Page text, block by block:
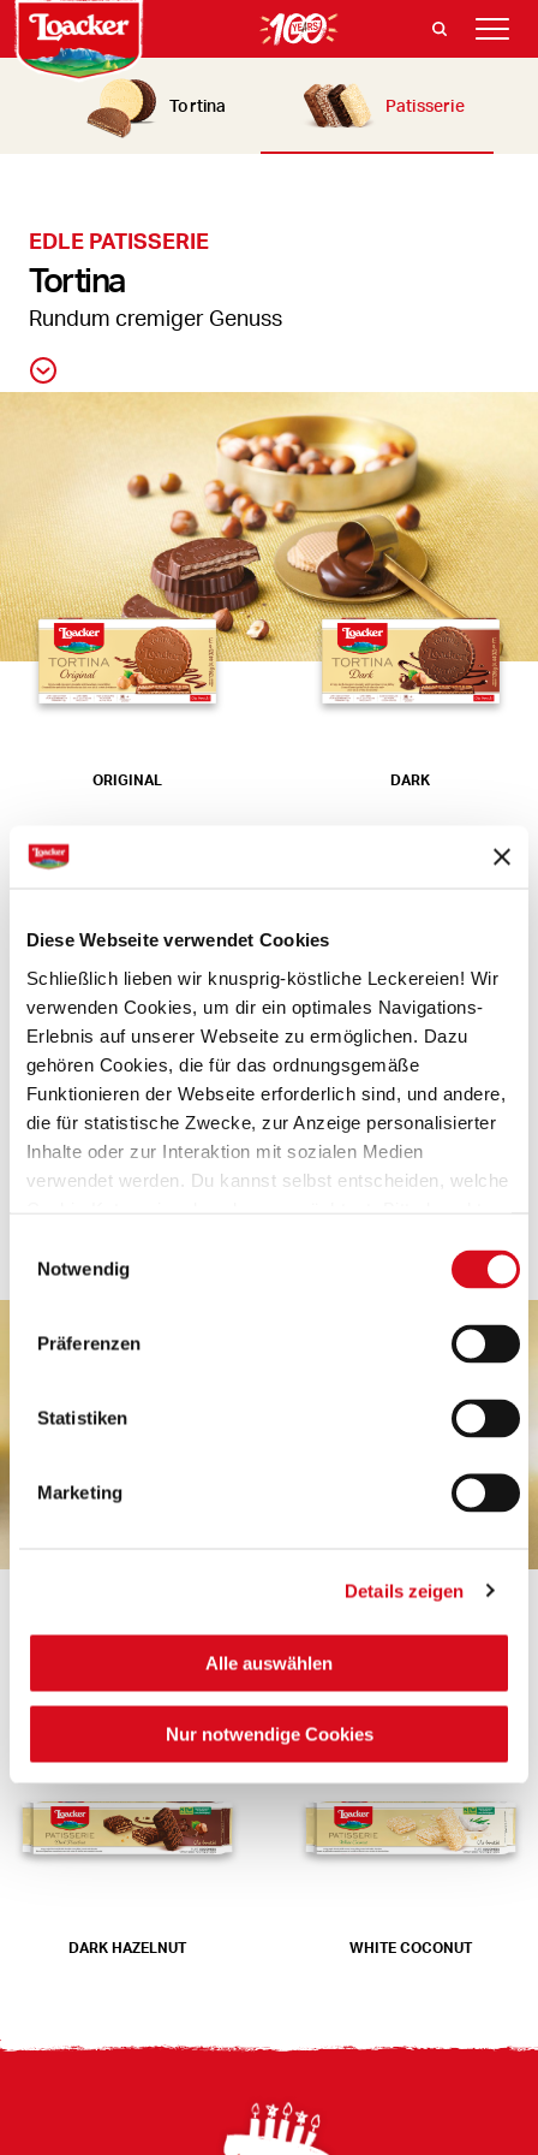
Diese Webseite verwendet Cookies
Schließlich lieben wir knusprig-köstliche Leckereien! Wir
verwenden Cookies, um dir ein optimales Navigations-
Erlebnis auf unserer Webseite zu ermöglichen. Dazu
gehören Cookies, die für das ordnungsgemäße
Funktionieren der Webseite erforderlich sind, und andere,
die für statistische Zwecke, zur Anzeige personalisierter
Inhalte oder zur Interaktion mit sozialen Medien
verwendet werden. Du kannst selbst entscheiden, welche
einige Funktionalitäten der Webseite möglicherweise
Notwendig
Präferenzen
Statistiken
Marketing
Details zeigen
Alle auswählen
Nur notwendige Cookies
Tortina Patisserie
EDLE PATISSERIE
Tortina
Rundum cremiger Genuss
ORIGINAL DARK
WHITE
EDLE PATISSERIE
Patisserie
CRÈME NOISETTE COCONUT
DARK HAZELNUT WHITE COCONUT